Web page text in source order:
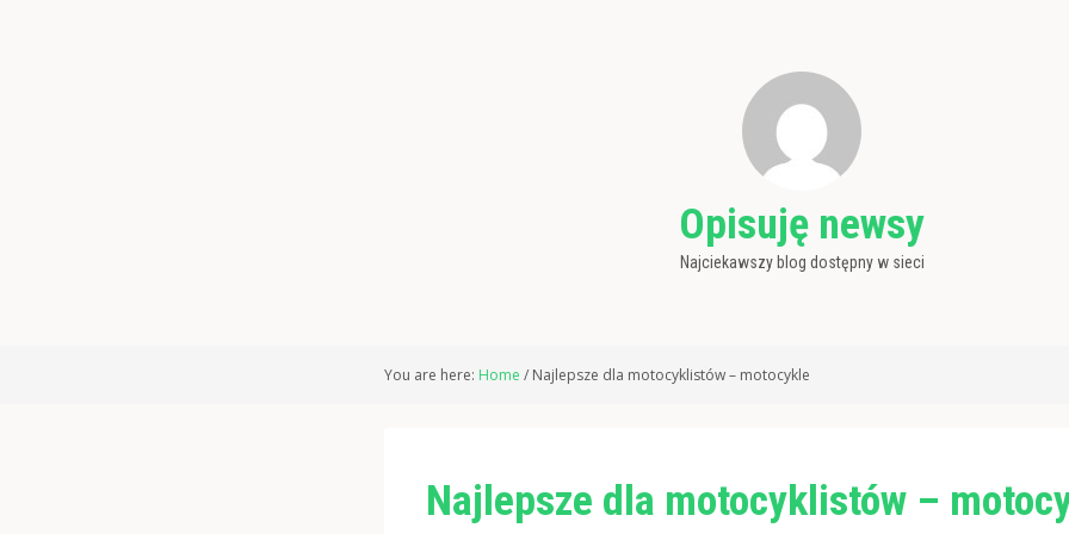
Opisuję newsy
Najciekawszy blog dostępny w sieci
You are here: Home / Najlepsze dla motocyklistów – motocykle
Najlepsze dla motocyklistów –